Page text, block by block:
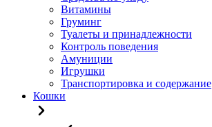
Витамины
Груминг
Туалеты и принадлежности
Контроль поведения
Амуниции
Игрушки
Транспортировка и содержание
Кошки